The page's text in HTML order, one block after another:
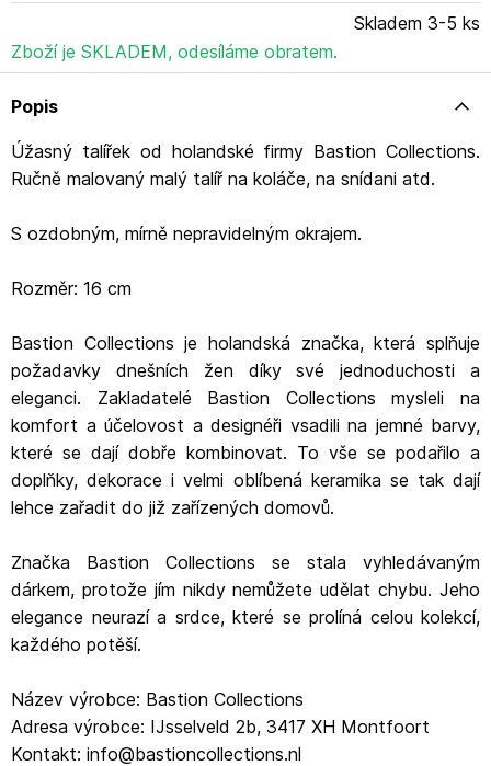
Název výrobce: Bastion Collections Adresa výrobce:
IJsselveld 2b, 3417 XH Montfoort Kontakt:
info@bastioncollections.nl
Skladem 3-5 ks
Zboží je SKLADEM, odesíláme obratem.
Popis
Úžasný talířek od holandské firmy Bastion Collections.
Ručně malovaný malý talíř na koláče, na snídani atd.
S ozdobným, mírně nepravidelným okrajem.
Rozměr: 16 cm
Bastion Collections je holandská značka, která splňuje
požadavky dnešních žen díky své jednoduchosti a
eleganci. Zakladatelé Bastion Collections mysleli na
komfort a účelovost a designéři vsadili na jemné barvy,
které se dají dobře kombinovat. To vše se podařilo a
doplňky, dekorace i velmi oblíbená keramika se tak dají
lehce zařadit do již zařízených domovů.
Značka Bastion Collections se stala vyhledávaným
dárkem, protože jím nikdy nemůžete udělat chybu. Jeho
elegance neurazí a srdce, které se prolíná celou kolekcí,
každého potěší.
Název výrobce: Bastion Collections
Adresa výrobce: IJsselveld 2b, 3417 XH Montfoort
Kontakt: info@bastioncollections.nl